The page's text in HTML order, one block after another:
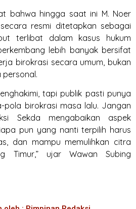
bahwa hingga saat ini M. Noer
resmi ditetapkan sebagai
terlibat dalam kasus hukum
lebih banyak bersifat
birokrasi secara umum, bukan
tapi publik pasti punya
birokrasi masa lalu. Jangan
Sekda mengabaikan aspek
pun yang nanti terpilih harus
dan mampu memulihkan citra
Timur,” ujar Wawan Subing